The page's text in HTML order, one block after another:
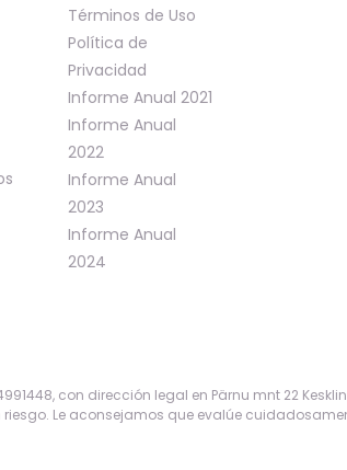
Términos de Uso
Política de
Privacidad
Informe Anual 2021
Informe Anual
2022
Informe Anual
2023
Informe Anual
2024
con dirección legal en Pärnu mnt 22
Le aconsejamos que evalúe